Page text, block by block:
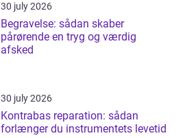
30 july 2026
Begravelse: sådan skaber
pårørende en tryg og værdig
afsked
30 july 2026
Kontrabas reparation: sådan
forlænger du instrumentets levetid